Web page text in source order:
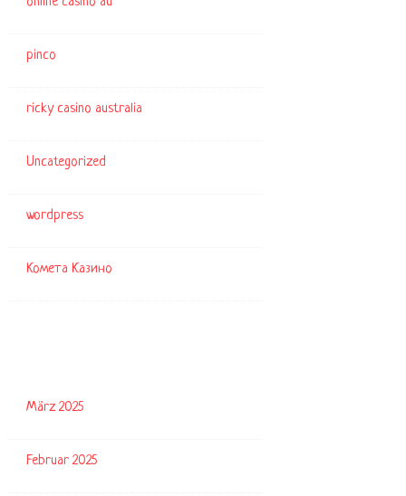
pinco
ricky casino australia
Uncategorized
wordpress
Комета Казино
März 2025
Februar 2025